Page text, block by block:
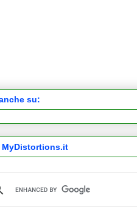
su:
MyDistortions.it